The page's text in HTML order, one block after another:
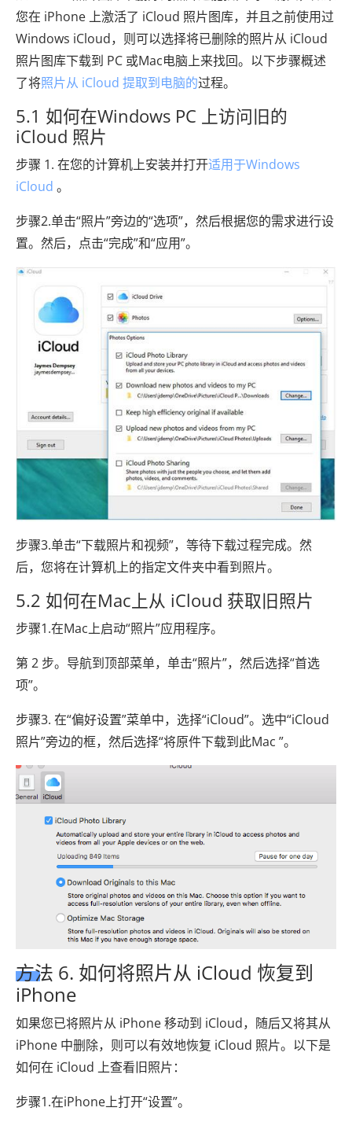
您在 iPhone 上激活了 iCloud 照片图库，并且之前使用过
Windows iCloud，则可以选择将已删除的照片从 iCloud
照片图库下载到 PC 或Mac电脑上来找回。以下步骤概述
了将照片从 iCloud 提取到电脑的过程。
5.1 如何在Windows PC 上访问旧的
iCloud 照片
步骤 1. 在您的计算机上安装并打开适用于Windows
iCloud 。
步骤2.单击“照片”旁边的“选项”，然后根据您的需求进行设
置。然后，点击“完成”和“应用”。
步骤3.单击“下载照片和视频”，等待下载过程完成。然
后，您将在计算机上的指定文件夹中看到照片。
5.2 如何在Mac上从 iCloud 获取旧照片
步骤1.在Mac上启动“照片”应用程序。
第 2 步。导航到顶部菜单，单击“照片”，然后选择“首选
项”。
步骤3. 在“偏好设置”菜单中，选择“iCloud”。选中“iCloud
照片”旁边的框，然后选择“将原件下载到此Mac ”。
方法 6. 如何将照片从 iCloud 恢复到
iPhone
如果您已将照片从 iPhone 移动到 iCloud，随后又将其从
iPhone 中删除，则可以有效地恢复 iCloud 照片。以下是
如何在 iCloud 上查看旧照片：
步骤1.在iPhone上打开“设置”。